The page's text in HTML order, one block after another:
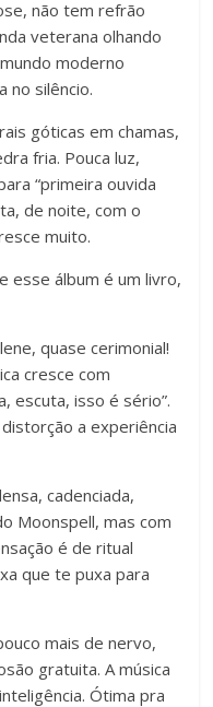
não tem refrão
veterana olhando
moderno
no silêncio.
góticas em chamas,
fria. Pouca luz,
“primeira ouvida
de noite, com o
muito.
esse álbum é um livro,
quase cerimonial!
cresce com
escuta, isso é sério”.
a experiência
cadenciada,
Moonspell, mas com
é de ritual
que te puxa para
mais de nervo,
gratuita. A música
Ótima pra